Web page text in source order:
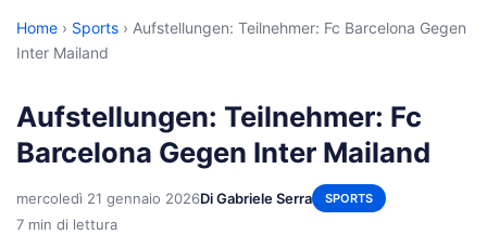
Home › Sports › Aufstellungen: Teilnehmer: Fc Barcelona Gegen
Inter Mailand
Aufstellungen: Teilnehmer: Fc
Barcelona Gegen Inter Mailand
mercoledì 21 gennaio 2026Di Gabriele Serra SPORTS
7 min di lettura